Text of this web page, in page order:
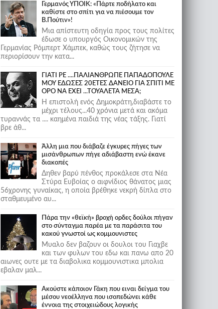
Γερμανός ΥΠΟΙΚ: «Πάρτε ποδήλατο και
καθίστε στο σπίτι για να πιέσουμε τον
Β.Πούτιν»!
Μια απίστευτη οδηγία προς τους πολίτες
έδωσε ο υπουργός Οικονομικών της
Γερμανίας Ρόμπερτ Χάμπεκ, καθώς τους ζήτησε να
περιορίσουν την κατα...
ΓΙΑΤΙ ΡΕ ....ΠΑΛΙΑΝΘΡΩΠΕ ΠΑΠΑΔΟΠΟΥΛΕ
ΜΟΥ ΕΔΩΣΕΣ 20ΕΤΕΣ ΔΑΝΕΙΟ ΓΙΑ ΣΠΙΤΙ ΜΕ
ΟΡΟ ΝΑ ΕΧΕΙ ...ΤΟΥΑΛΕΤΑ ΜΕΣΑ;
Η επιστολή ενός Δημοκράτη,διαβάστε το
μέχρι τέλους...40 χρόνια μετά και ακόμα
τυραννάς τα .... καημένα παιδιά της νέας τάξης. Γιατί
βρε άθ...
Άλλη μια που διάβαζε έγκυρες πήγες των
μισάνθρωπων πήγε αδιάβαστη ενώ έκανε
διακοπές
Δηθεν βαρύ πένθος προκάλεσε στα Νέα
Στύρα Ευβοίας ο αιφνίδιος θάνατος μιας
56χρονης γυναίκας, η οποία βρέθηκε νεκρή δίπλα στο
σταθμευμένο αυ...
Πάρα την «θεϊκή» βροχή ορδες δούλοι πήγαν
στο σύνταγμα παρέα με τα παράσιτα του
κακού γνωστοί ως κομμουνιστες
Μυαλο δεν βαζουν οι δουλοι του Γιαχβε
και των φυλων του εδω και πανω απο 20
αιωνες ουτε με τα διαβολικα κομμουνιστικα μπολια
εβαλαν μαλ...
Ακούστε κάποιον Γάκη που ειναι δείγμα του
μέσου νεοέλληνα που ισοπεδώνει κάθε
έννοια της στοιχειώδους λογικής